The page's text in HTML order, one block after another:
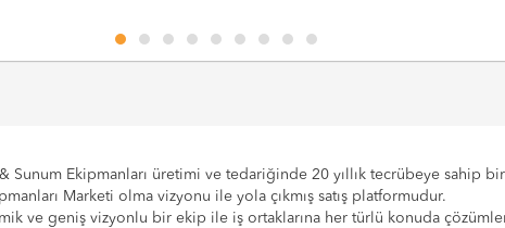
Sunum Ekipmanları üretimi ve tedariğinde 20 yıllık tecrübeye sahip
Marketi olma vizyonu ile yola çıkmış satış platformudur.
ve geniş vizyonlu bir ekip ile iş ortaklarına her türlü konuda